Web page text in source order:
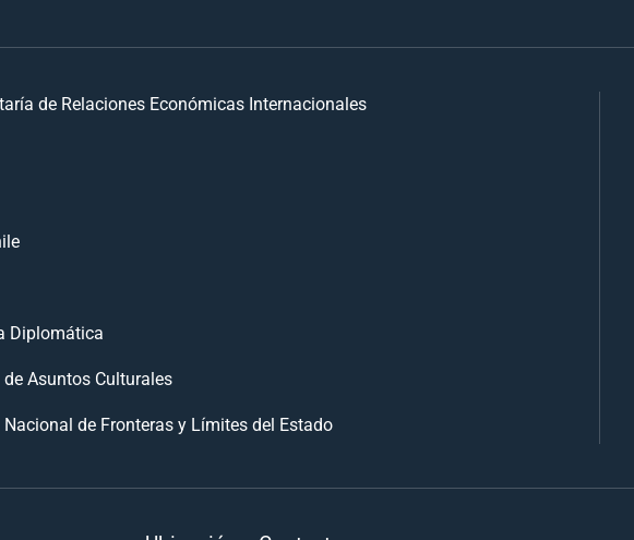
de Relaciones Económicas Internacionales
Diplomática
Asuntos Culturales
Nacional de Fronteras y Límites del Estado